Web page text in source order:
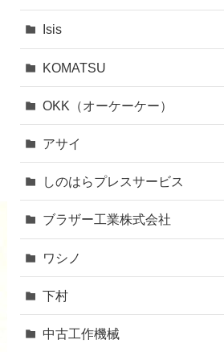
Isis
KOMATSU
OKK（オーケーケー）
アサイ
しのはらプレスサービス
ブラザー工業株式会社
ワシノ
下村
中古工作機械